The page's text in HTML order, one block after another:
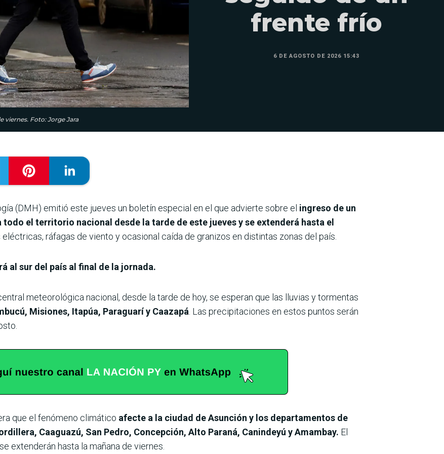
viernes. Foto: Jorge Jara
frente frío
6 DE AGOSTO DE 2026 15:43
(DMH) emitió este jueves un boletín especial en el que advierte sobre el ingreso de un
el territorio nacional desde la tarde de este jueves y se extenderá hasta el
ráfagas de viento y ocasional caída de granizos en distintas zonas del país.
al sur del país al final de la jornada.
meteorológica nacional, desde la tarde de hoy, se esperan que las lluvias y tormentas
Misiones, Itapúa, Paraguarí y Caazapá. Las precipitaciones en estos puntos serán
que el fenómeno climático afecte a la ciudad de Asunción y los departamentos de
Caaguazú, San Pedro, Concepción, Alto Paraná, Canindeyú y Amambay. El
extenderán hasta la mañana de viernes.